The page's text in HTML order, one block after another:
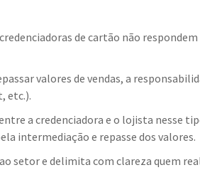
de cartão não
valores de vendas, a
etc.).
a credenciadora e o lojista nesse
intermediação e repasse dos valores.
setor e delimita com clareza quem